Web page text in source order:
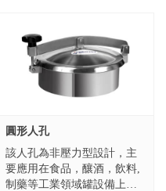
圓形人孔
該人孔為非壓力型設計，主
要應用在食品，釀酒，飲料,
制藥等工業領域罐設備上。